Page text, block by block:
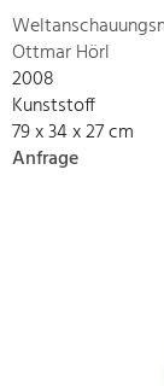
Ottmar Hörl
2008
Kunststoff
79 x 34 x 27 cm
Anfrage